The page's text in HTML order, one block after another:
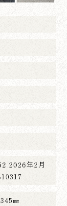
2026年2月
㎜